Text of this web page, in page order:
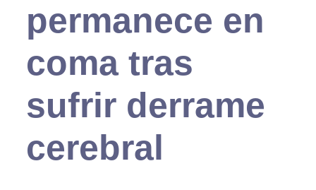
permanece en
coma tras
sufrir derrame
cerebral